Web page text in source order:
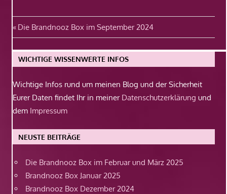
Beitragsnavigation
Vorheriger
Beitrag:
Die Brandnooz Box im September 2024
WICHTIGE WISSENWERTE INFOS
Wichtige Infos rund um meinen Blog und der Sicherheit
Eurer Daten findet Ihr in meiner Datenschutzerklärung und
dem Impressum
NEUSTE BEITRÄGE
Die Brandnooz Box im Februar und März 2025
Brandnooz Box Januar 2025
Brandnooz Box Dezember 2024